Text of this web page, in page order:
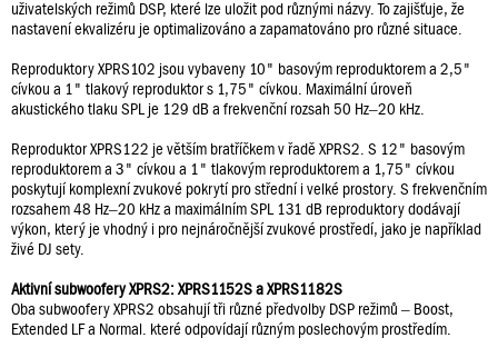
uživatelských režimů DSP, které lze uložit pod různými názvy. To zajišťuje, že
nastavení ekvalizéru je optimalizováno a zapamatováno pro různé situace.
Reproduktory XPRS102 jsou vybaveny 10" basovým reproduktorem a 2,5"
cívkou a 1" tlakový reproduktor s 1,75" cívkou. Maximální úroveň
akustického tlaku SPL je 129 dB a frekvenční rozsah 50 Hz–20 kHz.
Reproduktor XPRS122 je větším bratříčkem v řadě XPRS2. S 12" basovým
reproduktorem a 3" cívkou a 1" tlakovým reproduktorem a 1,75" cívkou
poskytují komplexní zvukové pokrytí pro střední i velké prostory. S frekvenčním
rozsahem 48 Hz–20 kHz a maximálním SPL 131 dB reproduktory dodávají
výkon, který je vhodný i pro nejnáročnější zvukové prostředí, jako je například
živé DJ sety.
Aktivní subwoofery XPRS2: XPRS1152S a XPRS1182S
Oba subwoofery XPRS2 obsahují tři různé předvolby DSP režimů – Boost,
Extended LF a Normal. které odpovídají různým poslechovým prostředím.